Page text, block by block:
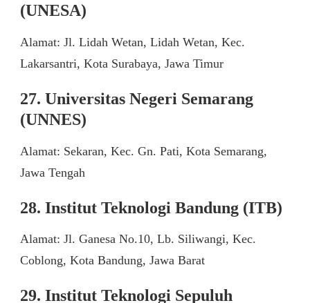
(UNESA)
Alamat: Jl. Lidah Wetan, Lidah Wetan, Kec.
Lakarsantri, Kota Surabaya, Jawa Timur
27. Universitas Negeri Semarang
(UNNES)
Alamat: Sekaran, Kec. Gn. Pati, Kota Semarang,
Jawa Tengah
28. Institut Teknologi Bandung (ITB)
Alamat: Jl. Ganesa No.10, Lb. Siliwangi, Kec.
Coblong, Kota Bandung, Jawa Barat
29. Institut Teknologi Sepuluh